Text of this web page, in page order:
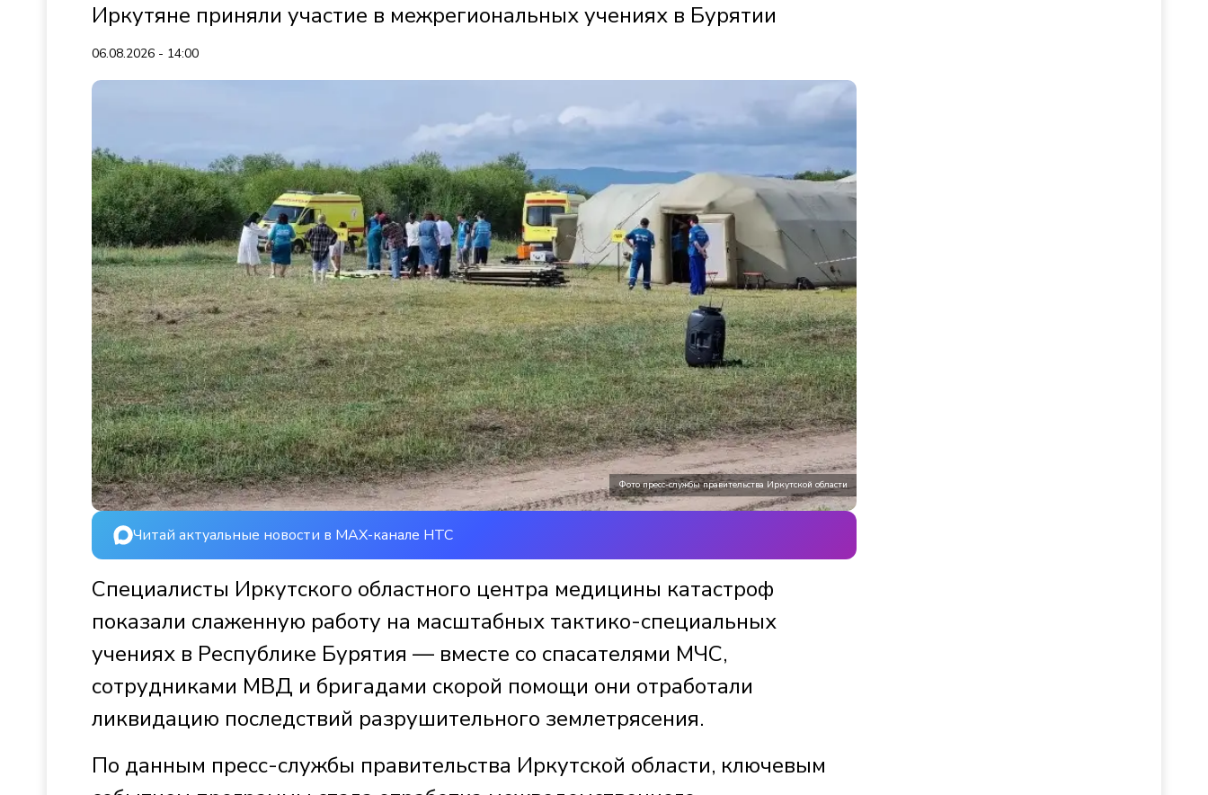
Иркутяне приняли участие в межрегиональных учениях в Бурятии
06.08.2026 - 14:00
Фото пресс-службы правительства Иркутской области
Читай актуальные новости в MAX-канале НТС
Специалисты Иркутского областного центра медицины катастроф
показали слаженную работу на масштабных тактико-специальных
учениях в Республике Бурятия — вместе со спасателями МЧС,
сотрудниками МВД и бригадами скорой помощи они отработали
ликвидацию последствий разрушительного землетрясения.
По данным пресс-службы правительства Иркутской области, ключевым